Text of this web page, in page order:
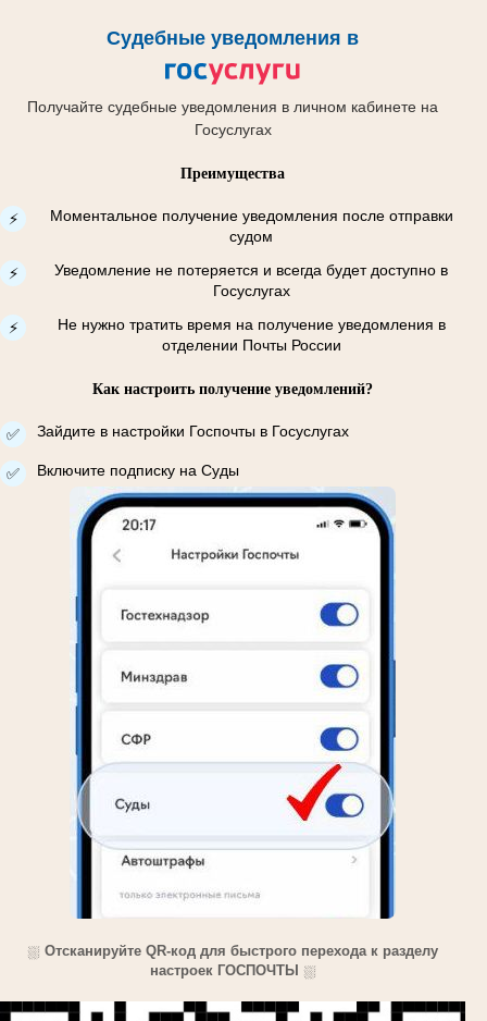
Судебные уведомления в
Получайте судебные уведомления в личном кабинете на
Госуслугах
Преимущества
⚡
Моментальное получение уведомления после отправки
судом
⚡
Уведомление не потеряется и всегда будет доступно в
Госуслугах
⚡
Не нужно тратить время на получение уведомления в
отделении Почты России
Как настроить получение уведомлений?
✅ Зайдите в настройки Госпочты в Госуслугах
✅ Включите подписку на Суды
⛆ Отсканируйте QR-код для быстрого перехода к разделу
настроек ГОСПОЧТЫ
⛆